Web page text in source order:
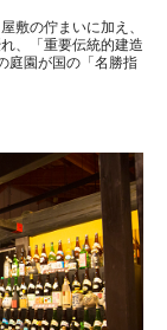
敷の佇まいに加え、
、「重要伝統的建造
庭園が国の「名勝指